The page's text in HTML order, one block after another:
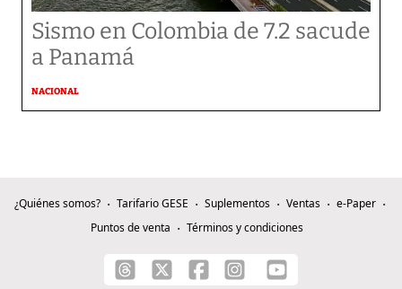
Sismo en Colombia de 7.2 sacude
a Panamá
NACIONAL
¿Quiénes somos? Tarifario GESE Suplementos Ventas
e-Paper
Puntos de venta
Términos y condiciones